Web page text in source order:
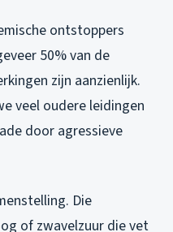
ontstoppers
50% van de
zijn aanzienlijk.
veel oudere leidingen
door agressieve
Die
of zwavelzuur die vet